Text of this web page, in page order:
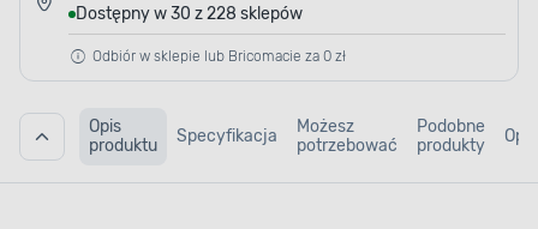
Dostępny w 30 z 228 sklepów
Odbiór w sklepie lub Bricomacie za 0 zł
Opis
produktu
Specyfikacja
Możesz
potrzebować
Podobne
produkty